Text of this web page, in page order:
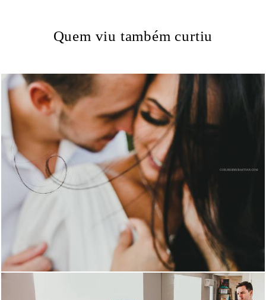
Quem viu também curtiu
1513 10